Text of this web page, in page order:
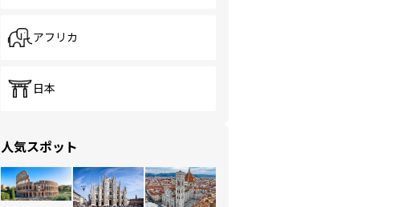
アフリカ
日本
人気スポット